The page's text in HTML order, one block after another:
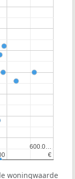
€
€
600.0…
600.0…
woningwaarde